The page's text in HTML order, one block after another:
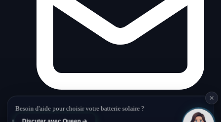
Besoin d'aide pour choisir votre batterie solaire ?
Discuter avec Queen